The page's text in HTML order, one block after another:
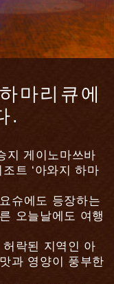
마리큐에
.
지 게이노마쓰바
트 ‘아와지 하마
슈에도 등장하는
오늘날에도 여행
락된 지역인 아
과 영양이 풍부한